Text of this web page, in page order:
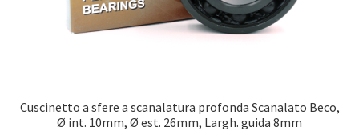
Cuscinetto a sfere a scanalatura profonda Scanalato Beco,
Ø int. 10mm, Ø est. 26mm, Largh. guida 8mm